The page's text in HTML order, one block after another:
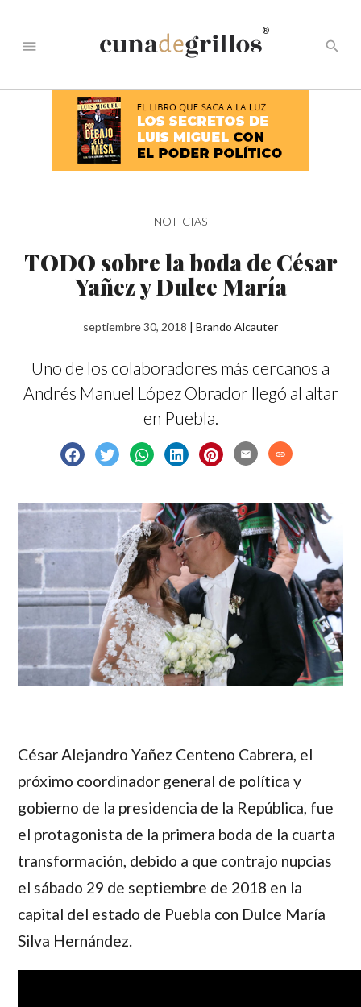
menu
®
search
NOTICIAS
TODO sobre la boda de César
Yañez y Dulce María
septiembre 30, 2018 | Brando Alcauter
Uno de los colaboradores más cercanos a
Andrés Manuel López Obrador llegó al altar
en Puebla.
email link
César Alejandro Yañez Centeno Cabrera, el
próximo coordinador general de política y
gobierno de la presidencia de la República, fue
el protagonista de la primera boda de la cuarta
transformación, debido a que contrajo nupcias
el sábado 29 de septiembre de 2018 en la
capital del estado de Puebla con Dulce María
Silva Hernández.